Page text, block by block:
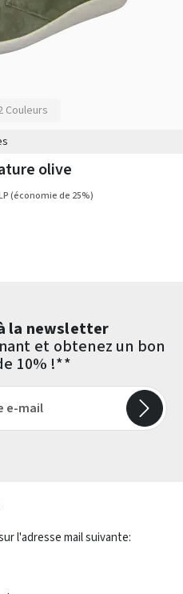
Couleurs
olive
(économie de 25%)
la newsletter
et obtenez un bon
10% !**
l'adresse mail suivante: